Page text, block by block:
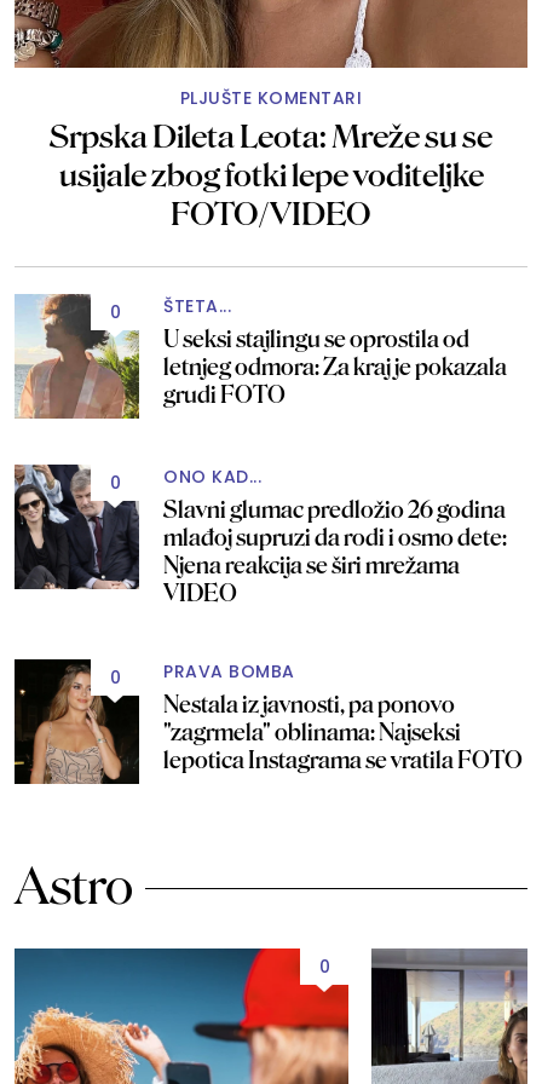
PLJUŠTE KOMENTARI
Srpska Dileta Leota: Mreže su se
usijale zbog fotki lepe voditeljke
FOTO/VIDEO
0 ŠTETA...
U seksi stajlingu se oprostila od
letnjeg odmora: Za kraj je pokazala
grudi FOTO
0 ONO KAD...
Slavni glumac predložio 26 godina
mlađoj supruzi da rodi i osmo dete:
Njena reakcija se širi mrežama
VIDEO
0 PRAVA BOMBA
Nestala iz javnosti, pa ponovo
"zagrmela" oblinama: Najseksi
lepotica Instagrama se vratila FOTO
Astro
0